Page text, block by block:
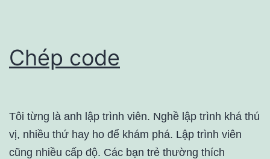
Chép code
Tôi từng là anh lập trình viên. Nghề lập trình khá thú
vị, nhiều thứ hay ho để khám phá. Lập trình viên
cũng nhiều cấp độ. Các bạn trẻ thường thích